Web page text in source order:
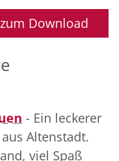
Download
- Ein leckerer
Altenstadt.
viel Spaß